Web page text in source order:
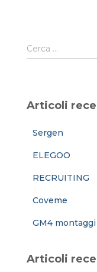
R
i
c
Cerca …
Articoli
Sergen
ELEGOO
RECRUITING
Coveme
GM4 montaggi
Articoli